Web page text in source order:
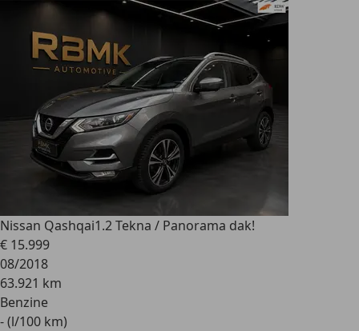
Nissan Qashqai1.2 Tekna / Panorama dak!
€ 15.999
08/2018
63.921 km
Benzine
- (l/100 km)